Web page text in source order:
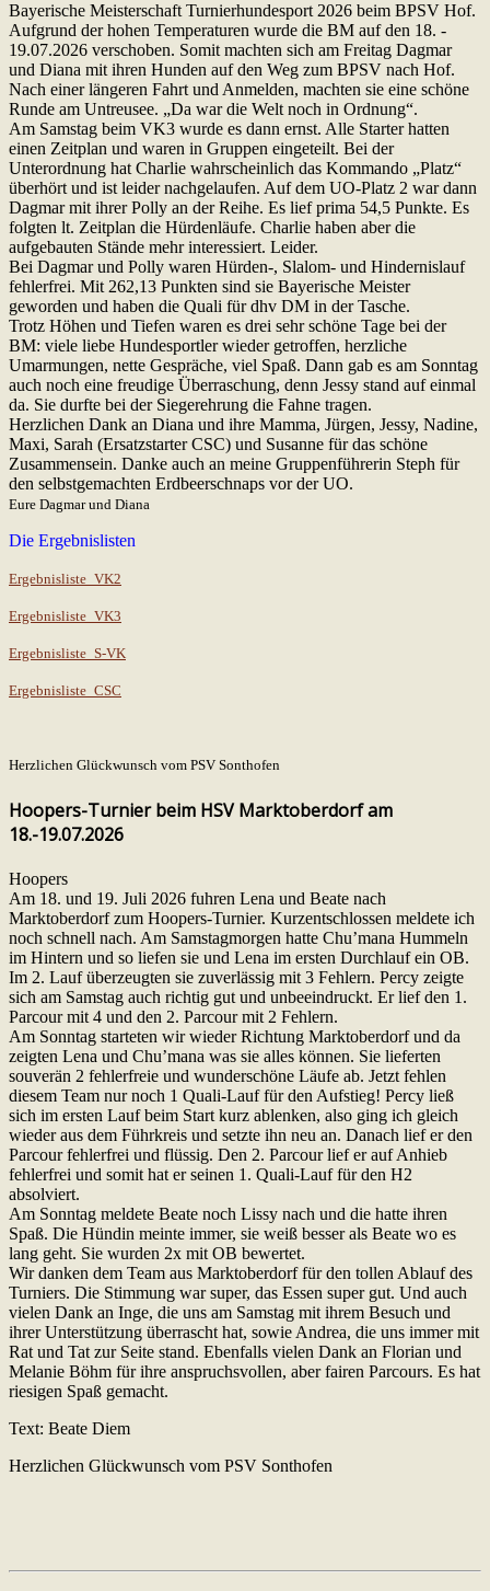
Bayerische Meisterschaft Turnierhundesport 2026 beim BPSV Hof.
Aufgrund der hohen Temperaturen wurde die BM auf den 18. -
19.07.2026 verschoben. Somit machten sich am Freitag Dagmar
und Diana mit ihren Hunden auf den Weg zum BPSV nach Hof.
Nach einer längeren Fahrt und Anmelden, machten sie eine schöne
Runde am Untreusee. „Da war die Welt noch in Ordnung“.
Am Samstag beim VK3 wurde es dann ernst. Alle Starter hatten
einen Zeitplan und waren in Gruppen eingeteilt. Bei der
Unterordnung hat Charlie wahrscheinlich das Kommando „Platz“
überhört und ist leider nachgelaufen. Auf dem UO-Platz 2 war dann
Dagmar mit ihrer Polly an der Reihe. Es lief prima 54,5 Punkte. Es
folgten lt. Zeitplan die Hürdenläufe. Charlie haben aber die
aufgebauten Stände mehr interessiert. Leider.
Bei Dagmar und Polly waren Hürden-, Slalom- und Hindernislauf
fehlerfrei. Mit 262,13 Punkten sind sie Bayerische Meister
geworden und haben die Quali für dhv DM in der Tasche.
Trotz Höhen und Tiefen waren es drei sehr schöne Tage bei der
BM: viele liebe Hundesportler wieder getroffen, herzliche
Umarmungen, nette Gespräche, viel Spaß. Dann gab es am Sonntag
auch noch eine freudige Überraschung, denn Jessy stand auf einmal
da. Sie durfte bei der Siegerehrung die Fahne tragen.
Herzlichen Dank an Diana und ihre Mamma, Jürgen, Jessy, Nadine,
Maxi, Sarah (Ersatzstarter CSC) und Susanne für das schöne
Zusammensein. Danke auch an meine Gruppenführerin Steph für
den selbstgemachten Erdbeerschnaps vor der UO.
Eure Dagmar und Diana
Die Ergebnislisten
Ergebnisliste_VK2
Ergebnisliste_VK3
Ergebnisliste_S-VK
Ergebnisliste_CSC
Herzlichen Glückwunsch vom PSV Sonthofen
Hoopers-Turnier beim HSV Marktoberdorf am
18.-19.07.2026
Hoopers
Am 18. und 19. Juli 2026 fuhren Lena und Beate nach
Marktoberdorf zum Hoopers-Turnier. Kurzentschlossen meldete ich
noch schnell nach. Am Samstagmorgen hatte Chu’mana Hummeln
im Hintern und so liefen sie und Lena im ersten Durchlauf ein OB.
Im 2. Lauf überzeugten sie zuverlässig mit 3 Fehlern. Percy zeigte
sich am Samstag auch richtig gut und unbeeindruckt. Er lief den 1.
Parcour mit 4 und den 2. Parcour mit 2 Fehlern.
Am Sonntag starteten wir wieder Richtung Marktoberdorf und da
zeigten Lena und Chu’mana was sie alles können. Sie lieferten
souverän 2 fehlerfreie und wunderschöne Läufe ab. Jetzt fehlen
diesem Team nur noch 1 Quali-Lauf für den Aufstieg! Percy ließ
sich im ersten Lauf beim Start kurz ablenken, also ging ich gleich
wieder aus dem Führkreis und setzte ihn neu an. Danach lief er den
Parcour fehlerfrei und flüssig. Den 2. Parcour lief er auf Anhieb
fehlerfrei und somit hat er seinen 1. Quali-Lauf für den H2
absolviert.
Am Sonntag meldete Beate noch Lissy nach und die hatte ihren
Spaß. Die Hündin meinte immer, sie weiß besser als Beate wo es
lang geht. Sie wurden 2x mit OB bewertet.
Wir danken dem Team aus Marktoberdorf für den tollen Ablauf des
Turniers. Die Stimmung war super, das Essen super gut. Und auch
vielen Dank an Inge, die uns am Samstag mit ihrem Besuch und
ihrer Unterstützung überrascht hat, sowie Andrea, die uns immer mit
Rat und Tat zur Seite stand. Ebenfalls vielen Dank an Florian und
Melanie Böhm für ihre anspruchsvollen, aber fairen Parcours. Es hat
riesigen Spaß gemacht.
Text: Beate Diem
Herzlichen Glückwunsch vom PSV Sonthofen